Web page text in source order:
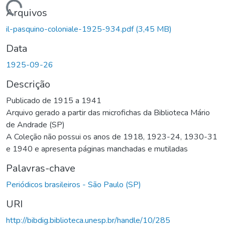
Carregando...
Arquivos
il-pasquino-coloniale-1925-934.pdf(3,45 MB)
Data
1925-09-26
Descrição
Publicado de 1915 a 1941
Arquivo gerado a partir das microfichas da Biblioteca Mário
de Andrade (SP)
A Coleção não possui os anos de 1918, 1923-24, 1930-31
e 1940 e apresenta páginas manchadas e mutiladas
Palavras-chave
Periódicos brasileiros - São Paulo (SP)
URI
http://bibdig.biblioteca.unesp.br/handle/10/285